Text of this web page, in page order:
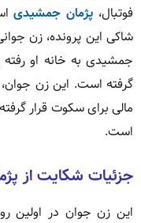
فوتبال، پژمان جمشیدی
شاکی این پرونده، زن
جمشیدی به خانه او رفته
گرفته است. این زن جوان،
مالی برای سکوت قرار
است.
جزئیات شکایت از
این زن جوان در اولین